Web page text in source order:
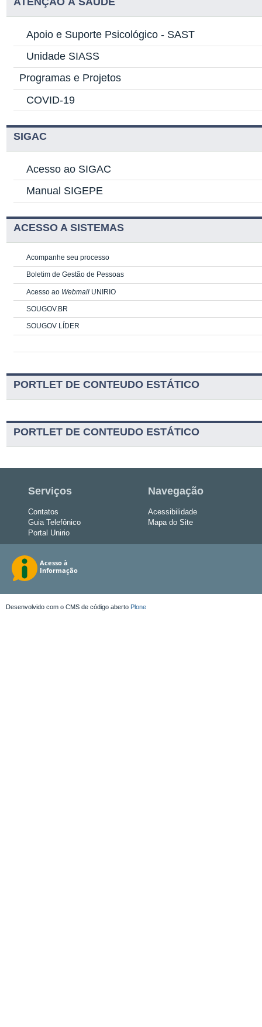
Apoio e Suporte Psicológico - SAST
Unidade SIASS
Programas e Projetos
COVID-19
SIGAC
Acesso ao SIGAC
Manual SIGEPE
ACESSO A SISTEMAS
Acompanhe seu processo
Boletim de Gestão de Pessoas
Acesso ao Webmail UNIRIO
SOUGOV.BR
SOUGOV LÍDER
PORTLET DE CONTEUDO ESTÁTICO
PORTLET DE CONTEUDO ESTÁTICO
Serviços
Contatos
Guia Telefônico
Portal Unirio
Navegação
Acessibilidade
Mapa do Site
Desenvolvido com o CMS de código aberto Plone